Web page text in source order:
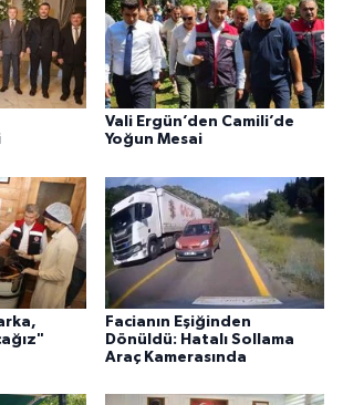
Vali Ergün’den Camili’de
Yoğun Mesai
Facianın Eşiğinden
Dönüldü: Hatalı Sollama
Araç Kamerasında